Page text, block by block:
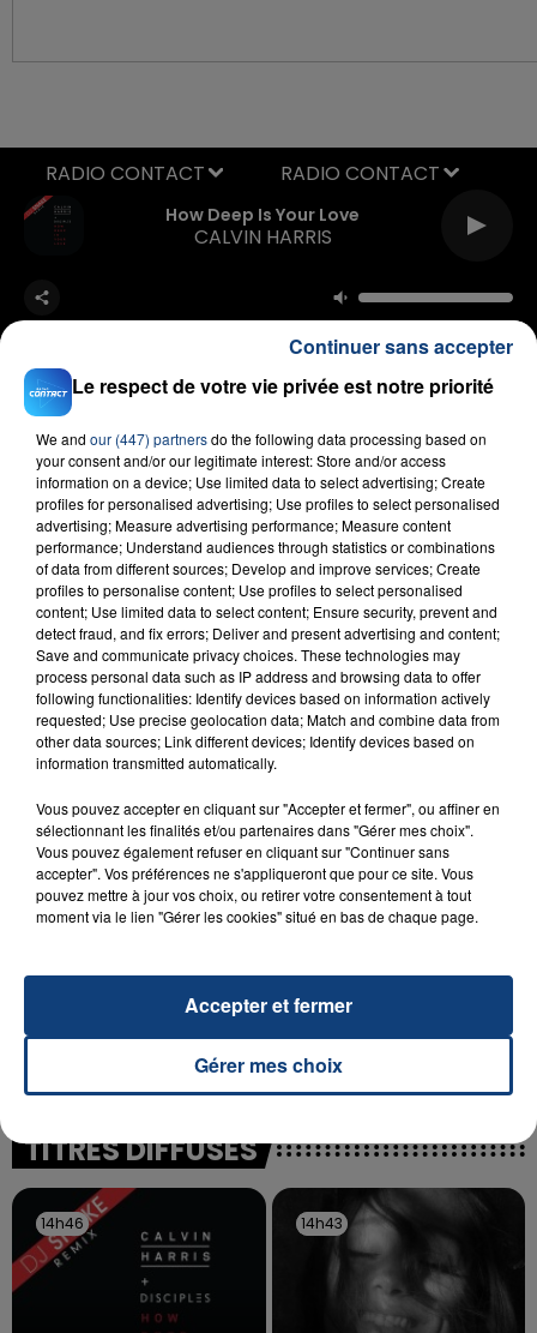
How Deep Is Your Love
CALVIN HARRIS
RADIO CONTACT
FIL D'ACTU
23 juillet 2026
INCENDIE MORTEL À LENS : UNE FEMME ET
SON BÉBÉ ENTRE LA VIE ET LA...
Un homme s'est immolé par le feu après avoir
aspergé sa compagne et leur bébé de trois mois
d'un liquide inflammable.
UNE ADOLESCENTE DEVANT SE FAIRE
OPÉRER DE LA CHEVILLE RESSORT DE LA...
La famille a porté plainte contre la clinique qui a
reconnu sa responsabilité et présenté ses
TITRES DIFFUSÉS
14h46
14h46 14h43
14h43
Le respect de votre vie privée est notre priorité
We and our (447) partnersdo the following data processing based on
your consent and/or our legitimate interest: Store and/or access
information on a device; Use limited data to select advertising; Create
profiles for personalised advertising; Use profiles to select personalised
advertising; Measure advertising performance; Measure content
performance; Understand audiences through statistics or combinations
of data from different sources; Develop and improve services; Create
profiles to personalise content; Use profiles to select personalised
content; Use limited data to select content; Ensure security, prevent and
detect fraud, and fix errors; Deliver and present advertising and content;
Save and communicate privacy choices. These technologies may
process personal data such as IP address and browsing data to offer
following functionalities: Identify devices based on information actively
requested; Use precise geolocation data; Match and combine data from
other data sources; Link different devices; Identify devices based on
information transmitted automatically.
Vous pouvez accepter en cliquant sur "Accepter et fermer", ou affiner en
sélectionnant les finalités et/ou partenaires dans "Gérer mes choix".
Vous pouvez également refuser en cliquant sur "Continuer sans
accepter". Vos préférences ne s'appliqueront que pour ce site. Vous
pouvez mettre à jour vos choix, ou retirer votre consentement à tout
moment via le lien "Gérer les cookies" situé en bas de chaque page.
Gérer mes choix
Accepter et fermer
Continuer sans accepter